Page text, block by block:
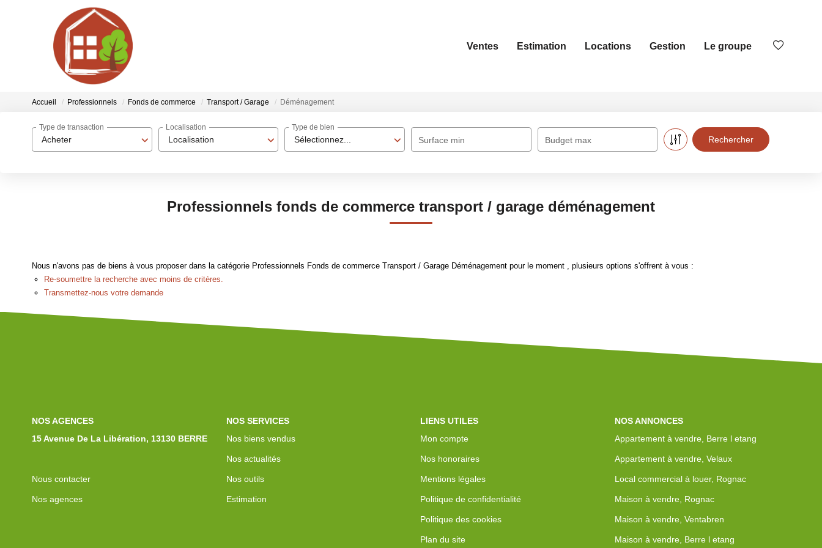
Ventes Estimation Locations Gestion Le groupe
Accueil Professionnels Fonds de commerce Transport / Garage Déménagement
Acheter
Type de transaction
Localisation
Localisation
Sélectionnez...
Type de bien
Surface min Budget max
Professionnels fonds de commerce transport / garage déménagement
Nous n'avons pas de biens à vous proposer dans la catégorie Professionnels Fonds de commerce Transport / Garage Déménagement pour le moment , plusieurs options s'offrent à vous :
Re-soumettre la recherche avec moins de critères.
Transmettez-nous votre demande
NOS AGENCES
15 Avenue De La Libération, 13130 BERRE
Nous contacter
Nos agences
NOS SERVICES
Nos biens vendus
Nos actualités
Nos outils
Estimation
LIENS UTILES
Mon compte
Nos honoraires
Mentions légales
Politique de confidentialité
Politique des cookies
Plan du site
NOS ANNONCES
Appartement à vendre, Berre l etang
Appartement à vendre, Velaux
Local commercial à louer, Rognac
Maison à vendre, Rognac
Maison à vendre, Ventabren
Maison à vendre, Berre l etang